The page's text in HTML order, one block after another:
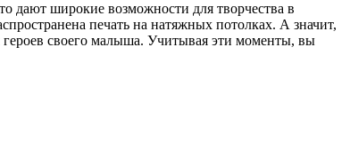
дают широкие возможности для творчества в
печать на натяжных потолках. А значит,
своего малыша. Учитывая эти моменты, вы